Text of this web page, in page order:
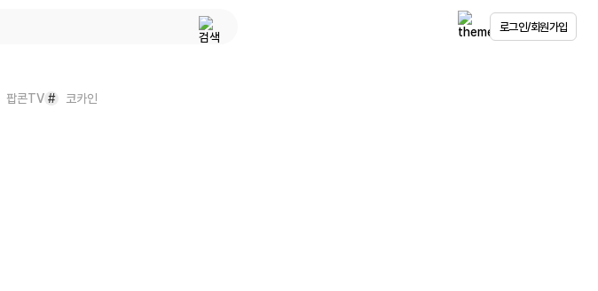
로그인/회원가입
팝콘TV # 코카인